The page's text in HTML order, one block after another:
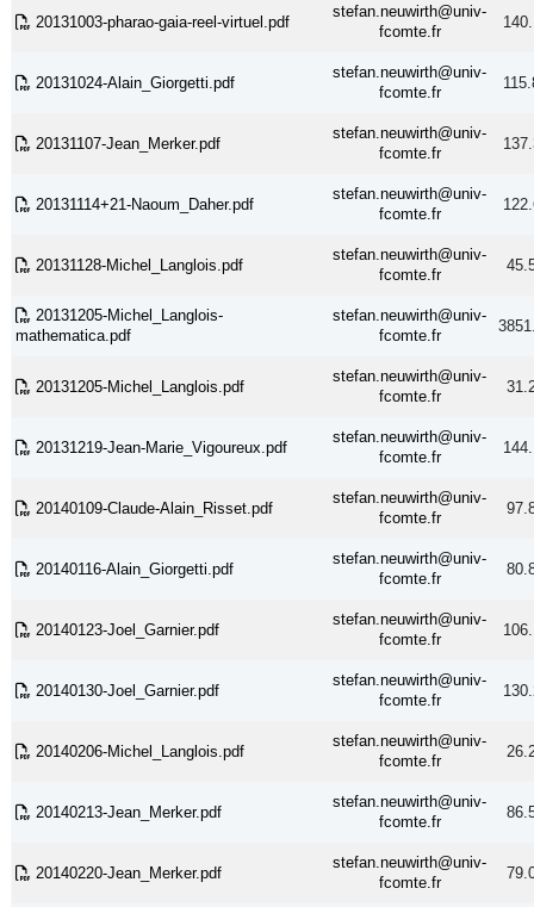
20131003-pharao-gaia-reel-virtuel.pdf
stefan.neuwirth@univ-
fcomte.fr
20131024-Alain_Giorgetti.pdf
stefan.neuwirth@univ-
fcomte.fr
20131107-Jean_Merker.pdf
stefan.neuwirth@univ-
fcomte.fr
20131114+21-Naoum_Daher.pdf
stefan.neuwirth@univ-
fcomte.fr
20131128-Michel_Langlois.pdf
stefan.neuwirth@univ-
fcomte.fr
20131205-Michel_Langlois-
mathematica.pdf
stefan.neuwirth@univ-
fcomte.fr
20131205-Michel_Langlois.pdf
stefan.neuwirth@univ-
fcomte.fr
20131219-Jean-Marie_Vigoureux.pdf
stefan.neuwirth@univ-
fcomte.fr
20140109-Claude-Alain_Risset.pdf
stefan.neuwirth@univ-
fcomte.fr
20140116-Alain_Giorgetti.pdf
stefan.neuwirth@univ-
fcomte.fr
20140123-Joel_Garnier.pdf
stefan.neuwirth@univ-
fcomte.fr
20140130-Joel_Garnier.pdf
stefan.neuwirth@univ-
fcomte.fr
20140206-Michel_Langlois.pdf
stefan.neuwirth@univ-
fcomte.fr
20140213-Jean_Merker.pdf
stefan.neuwirth@univ-
fcomte.fr
20140220-Jean_Merker.pdf
stefan.neuwirth@univ-
fcomte.fr